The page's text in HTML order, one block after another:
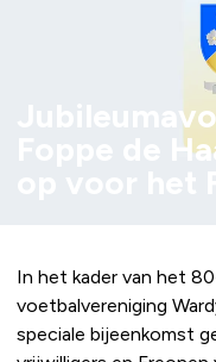
Foppe de
In het kader van het
voetbalvereniging
speciale bijeenkomst